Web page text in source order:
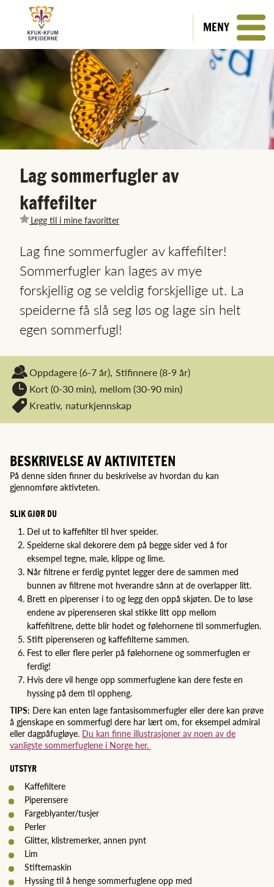
MENY
Lag sommerfugler av
kaffefilter
Legg til i mine favoritter
Lag fine sommerfugler av kaffefilter!
Sommerfugler kan lages av mye
forskjellig og se veldig forskjellige ut. La
speiderne få slå seg løs og lage sin helt
egen sommerfugl!
Oppdagere(6-7 år), Stifinnere(8-9 år)
Kort (0-30 min), mellom (30-90 min)
Kreativ, naturkjennskap
BESKRIVELSE AV AKTIVITETEN
På denne siden finner du beskrivelse av hvordan du kan
gjennomføre aktivteten.
SLIK GJØR DU
Del ut to kaffefilter til hver speider.
Speiderne skal dekorere dem på begge sider ved å for
eksempel tegne, male, klippe og lime.
Når filtrene er ferdig pyntet legger dere de sammen med
bunnen av filtrene mot hverandre sånn at de overlapper litt.
Brett en piperenser i to og legg den oppå skjøten. De to løse
endene av piperenseren skal stikke litt opp mellom
kaffefiltrene, dette blir hodet og følehornene til sommerfuglen.
Stift piperenseren og kaffefilterne sammen.
Fest to eller flere perler på følehornene og sommerfuglen er
ferdig!
Hvis dere vil henge opp sommerfuglene kan dere feste en
hyssing på dem til oppheng.
TIPS: Dere kan enten lage fantasisommerfugler eller dere kan prøve
å gjenskape en sommerfugl dere har lært om, for eksempel admiral
eller dagpåfugløye. Du kan finne illustrasjoner av noen av de
vanligste sommerfuglene i Norge her.
UTSTYR
Kaffefiltere
Piperensere
Fargeblyanter/tusjer
Perler
Glitter, klistremerker, annen pynt
Lim
Stiftemaskin
Hyssing til å henge sommerfuglene opp med